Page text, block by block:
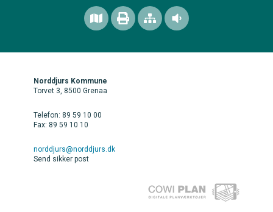
Norddjurs Kommune
Torvet 3, 8500 Grenaa
Telefon: 89 59 10 00
Fax: 89 59 10 10
norddjurs@norddjurs.dk
Send sikker post